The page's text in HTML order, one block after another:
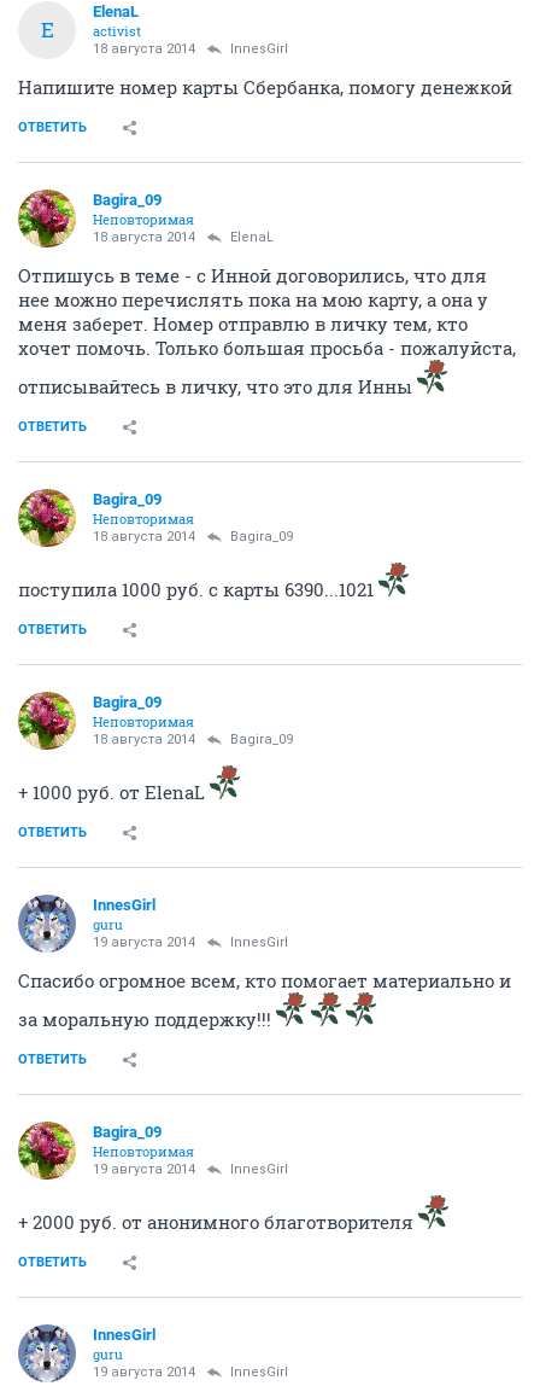
E
ElenaL
activist
18 августа 2014 InnesGirl
Напишите номер карты Сбербанка, помогу денежкой
ОТВЕТИТЬ
Bagira_09
Неповторимая
18 августа 2014 ElenaL
Отпишусь в теме - с Инной договорились, что для
нее можно перечислять пока на мою карту, а она у
меня заберет. Номер отправлю в личку тем, кто
хочет помочь. Только большая просьба - пожалуйста,
отписывайтесь в личку, что это для Инны
ОТВЕТИТЬ
Bagira_09
Неповторимая
18 августа 2014 Bagira_09
поступила 1000 руб. с карты 6390...1021
ОТВЕТИТЬ
Bagira_09
Неповторимая
18 августа 2014 Bagira_09
+ 1000 руб. от ElenaL
ОТВЕТИТЬ
InnesGirl
guru
19 августа 2014 InnesGirl
Спасибо огромное всем, кто помогает материально и
за моральную поддержку!!!
ОТВЕТИТЬ
Bagira_09
Неповторимая
19 августа 2014 InnesGirl
+ 2000 руб. от анонимного благотворителя
ОТВЕТИТЬ
InnesGirl
guru
19 августа 2014 InnesGirl